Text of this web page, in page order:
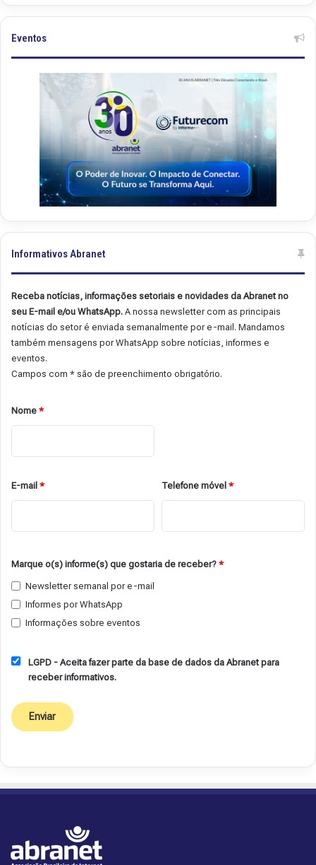
n
t
n
e
Eventos
Informativos Abranet
Receba notícias, informações setoriais e novidades da Abranet no
seu E-mail e/ou WhatsApp. A nossa newsletter com as principais
notícias do setor é enviada semanalmente por e-mail. Mandamos
também mensagens por WhatsApp sobre notícias, informes e
eventos.
Campos com * são de preenchimento obrigatório.
Nome *
E-mail * Telefone móvel*
Marque o(s) informe(s) que gostaria de receber? *
Newsletter semanal por e-mail
Informes por WhatsApp
Informações sobre eventos
LGPD - Aceita fazer parte da base de dados da Abranet para
receber informativos.